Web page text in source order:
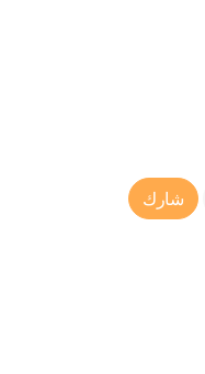
Article Link
شارك